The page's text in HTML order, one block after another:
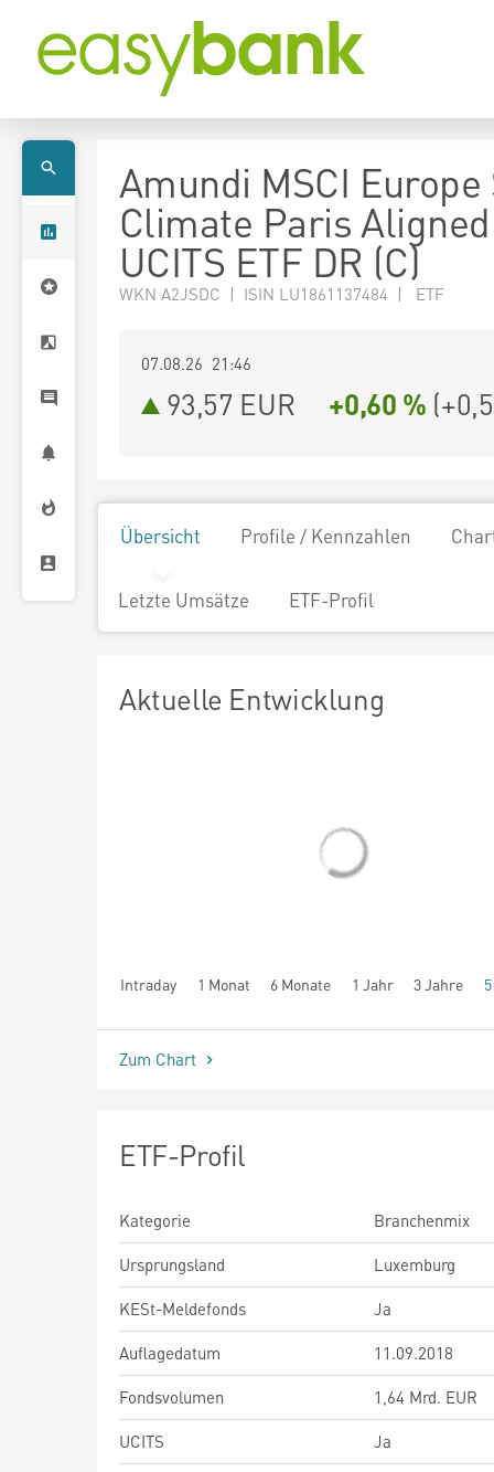
Amundi MSCI Europe
Climate Paris
UCITS ETF DR (C)
WKN A2JSDC | ISIN LU1861137484 | ETF
07.08.26 21:46
93,57 EUR +0,60 % (
Übersicht Profile / Kennzahlen
Letzte Umsätze ETF-Profil
Aktuelle Entwicklung
Intraday 1 Monat 6 Monate 1 Jahr 3 Jahre
seit Beginn
Zum Chart
ETF-Profil
Kategorie
Branchenmix
Ursprungsland
Luxemburg
KESt-Meldefonds
Ja
Auflagedatum
11.09.2018
Fondsvolumen
1,64 Mrd. EUR
UCITS
Ja